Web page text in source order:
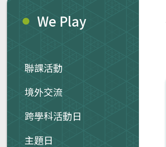
We Play
聯課活動
境外交流
跨學科活動日
主題日